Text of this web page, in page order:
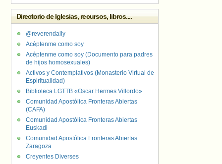
Directorio de Iglesias, recursos, libros....
@reverendally
Acéptenme como soy
Acéptenme como soy (Documento para padres
de hijos homosexuales)
Activos y Contemplativos (Monasterio Virtual de
Espiritualidad)
Biblioteca LGTTB «Oscar Hermes Villordo»
Comunidad Apostólica Fronteras Abiertas
(CAFA)
Comunidad Apostólica Fronteras Abiertas
Euskadi
Comunidad Apostólica Fronteras Abiertas
Zaragoza
Creyentes Diverses